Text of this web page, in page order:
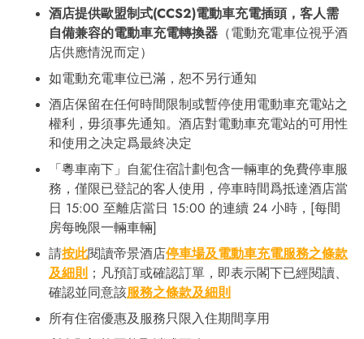
酒店提供歐盟制式(CCS2)電動車充電插頭，客人需
自備兼容的電動車充電轉換器 （電動充電車位視乎酒
店供應情況而定）
如電動充電車位已滿，恕不另行通知
酒店保留在任何時間限制或暫停使用電動車充電站之
權利，毋須事先通知。酒店對電動車充電站的可用性
和使用之决定爲最終决定
「粵車南下」自駕住宿計劃包含一輛車的免費停車服
務，僅限已登記的客人使用，停車時間爲抵達酒店當
日 15:00 至離店當日 15:00 的連續 24 小時，[每間
房每晚限一輛車輛]
請按此閱讀帝景酒店停車場及電動車充電服務之條款
及細則
；凡預訂或確認訂單，即表示閣下已經閱讀、
確認並同意該 服務之條款及細則
所有住宿優惠及服務只限入住期間享用